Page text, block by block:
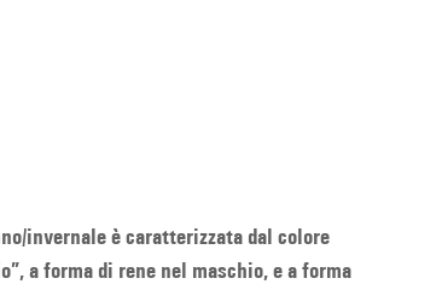
invernale è caratterizzata dal colore
a forma di rene nel maschio, e a forma